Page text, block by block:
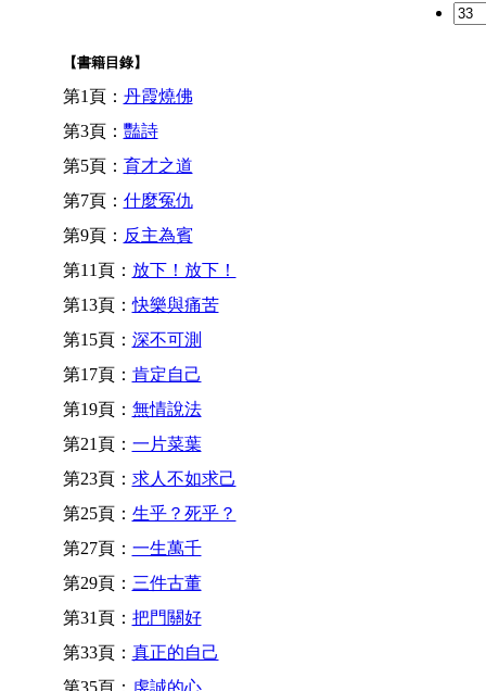
【書籍目錄】
第1頁： 丹霞燒佛
第3頁： 豔詩
第5頁： 育才之道
第7頁： 什麼冤仇
第9頁： 反主為賓
第11頁： 放下！放下！
第13頁：快樂與痛苦
第15頁： 深不可測
第17頁： 肯定自己
第19頁： 無情說法
第21頁： 一片菜葉
第23頁： 求人不如求己
第25頁： 生乎？死乎？
第27頁： 一生萬千
第29頁： 三件古董
第31頁： 把門關好
第33頁： 真正的自己
第35頁： 虔誠的心